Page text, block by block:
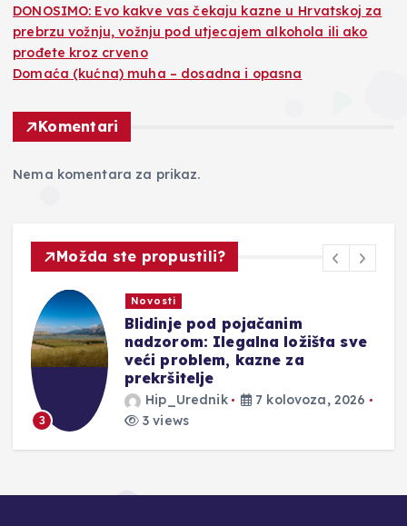
DONOSIMO: Evo kakve vas čekaju kazne u Hrvatskoj za
prebrzu vožnju, vožnju pod utjecajem alkohola ili ako
prođete kroz crveno
Domaća (kućna) muha – dosadna i opasna
Komentari
Nema komentara za prikaz.
Možda ste propustili?
Novosti
DONOSIMO: Evo kakve vas
čekaju kazne u Hrvatskoj za
prebrzu vožnju, vožnju pod
utjecajem alkohola ili ako
prođete kroz crveno
Hip_Urednik